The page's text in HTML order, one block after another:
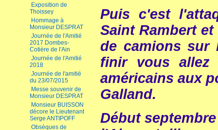
Exposition de
Thoissey
Hommage à
Monsieur DESPRAT
Journée de l'Amitié
2017 Dombes-
Cotière de l'Ain
Journée de l'Amitié
2018
Journée de l'amitié
du 23/07/2015
Messe souvenir de
Monsieur DESPRAT
Monsieur BUISSON
décore le Lieutenant
Serge ANTIPOFF
Obsèques de
Puis c'est
Saint Rambert
de camions sur
finir vous allez
américains aux
Galland.
Début